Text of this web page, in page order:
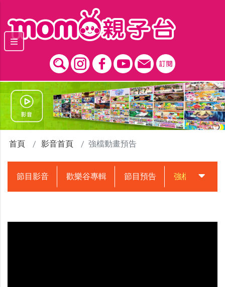
首頁 影音首頁 強檔動畫預告
節目影音 歡樂谷專輯 節目預告 強檔動畫預告